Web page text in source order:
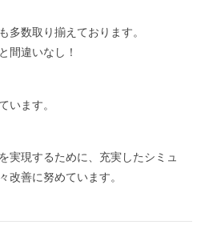
数取り揃えております。
間違いなし！
います。
実現するために、充実したシミュ
改善に努めています。